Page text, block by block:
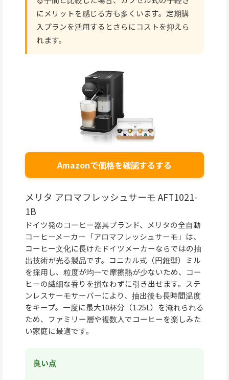
にメリットを感じる方も多くいます。定期購
入プランを活用するとさらにコストを抑えら
れます。
Amazonで価格を確認するする
メリタ アロマフレッシュサーモ AFT1021-
1B
ドイツ発のコーヒー器具ブランド、メリタの全自動
コーヒーメーカー「アロマフレッシュサーモ」は、
コーヒー文化に長けたドイツメーカーならではの抽
出技術が光る製品です。コニカル式（円錐型）ミル
を採用し、粒度が均一で摩擦熱が少ないため、コー
ヒーの繊細な香りを損なわずに引き出せます。ステ
ンレスサーモサーバーにより、抽出後も長時間温度
をキープ。一度に最大10杯分（1.25L）を淹れられる
ため、ファミリー層や複数人でコーヒーを楽しみた
い家庭に最適です。
良い点